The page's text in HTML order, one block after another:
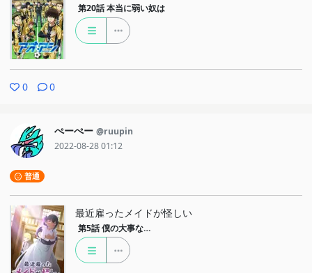
第20話 本当に弱い奴は
0 0
ぺーぺー @ruupin
2022-08-28 01:12
普通
最近雇ったメイドが怪しい
第5話 僕の大事な…